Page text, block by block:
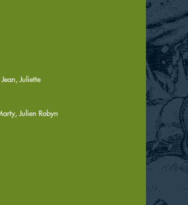
Juliette
Julien Robyn